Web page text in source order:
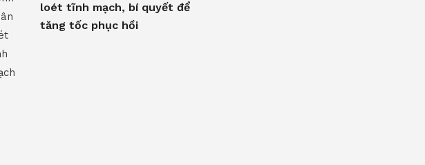
loét tĩnh mạch, bí quyết để
tăng tốc phục hồi